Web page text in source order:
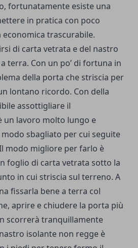
fortunatamente esiste una
in pratica con poco
economica trascurabile.
di carta vetrata e del nastro
terra. Con un po’ di fortuna in
della porta che striscia per
lontano ricordo. Con della
assottigliare il
un lavoro molto lungo e
sbagliato per cui seguite
modo migliore per farlo è
foglio di carta vetrata sotto la
in cui striscia sul terreno. A
fissarla bene a terra col
aprire e chiudere la porta più
scorrerà tranquillamente
isolante non regge è